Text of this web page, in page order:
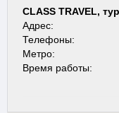
CLASS TRAVEL,
Адрес:
Телефоны:
Метро:
Время работы: